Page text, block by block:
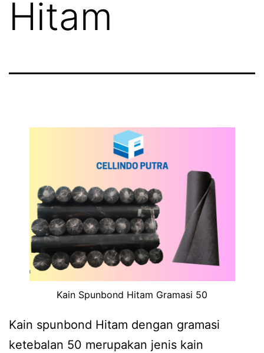
Hitam
Kain Spunbond Hitam Gramasi 50
Kain spunbond Hitam dengan gramasi
ketebalan 50 merupakan jenis kain